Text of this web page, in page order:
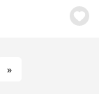
»